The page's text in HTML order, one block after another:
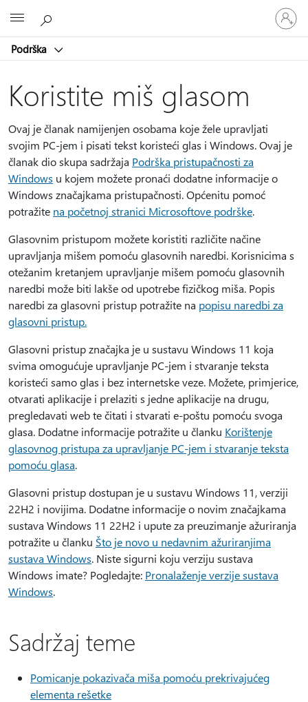
Podrška
Prijavite
se
u
račun
Koristite miš glasom
Ovaj je članak namijenjen osobama koje žele upravljati
svojim PC-jem i pisati tekst koristeći glas i Windows. Ovaj je
članak dio skupa sadržaja Podrška pristupačnosti za
Windows u kojem možete pronaći dodatne informacije o
Windows značajkama pristupačnosti. Općenitu pomoć
potražite na početnoj stranici Microsoftove podrške.
Glasovnim pristupom možete koristiti različite načine
upravljanja mišem pomoću glasovnih naredbi. Korisnicima s
otežanim kretanjem upravljanje mišem pomoću glasovnih
naredbi može biti lakše od upotrebe fizičkog miša. Popis
naredbi za glasovni pristup potražite na popisu naredbi za
glasovni pristup.
Glasovni pristup značajka je u sustavu Windows 11 koja
svima omogućuje upravljanje PC-jem i stvaranje teksta
koristeći samo glas i bez internetske veze. Možete, primjerice,
otvarati aplikacije i prelaziti s jedne aplikacije na drugu,
pregledavati web te čitati i stvarati e-poštu pomoću svoga
glasa. Dodatne informacije potražite u članku Korištenje
glasovnog pristupa za upravljanje PC-jem i stvaranje teksta
pomoću glasa.
Glasovni pristup dostupan je u sustavu Windows 11, verziji
22H2 i novijima. Dodatne informacije o novim značajkama
sustava Windows 11 22H2 i upute za preuzimanje ažuriranja
potražite u članku Što je novo u nedavnim ažuriranjima
sustava Windows. Niste sigurni koju verziju sustava
Windows imate? Pogledajte: Pronalaženje verzije sustava
Windows.
Sadržaj teme
Pomicanje pokazivača miša pomoću prekrivajućeg
elementa rešetke